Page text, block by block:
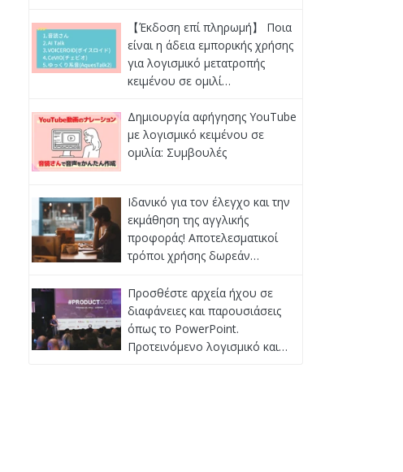
【Έκδοση επί πληρωμή】 Ποια
είναι η άδεια εμπορικής χρήσης
για λογισμικό μετατροπής
κειμένου σε ομιλί…
Δημιουργία αφήγησης YouTube
με λογισμικό κειμένου σε
ομιλία: Συμβουλές
Ιδανικό για τον έλεγχο και την
εκμάθηση της αγγλικής
προφοράς! Αποτελεσματικοί
τρόποι χρήσης δωρεάν…
Προσθέστε αρχεία ήχου σε
διαφάνειες και παρουσιάσεις
όπως το PowerPoint.
Προτεινόμενο λογισμικό και…